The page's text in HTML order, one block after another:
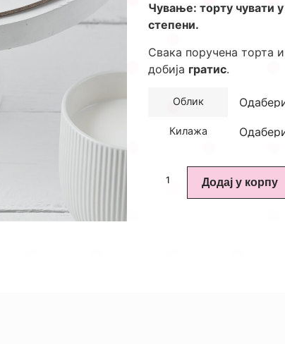
Чување: торту чувати
степени.
Свака поручена торта
добија гратис.
Облик
Килажа
Додај у корпу